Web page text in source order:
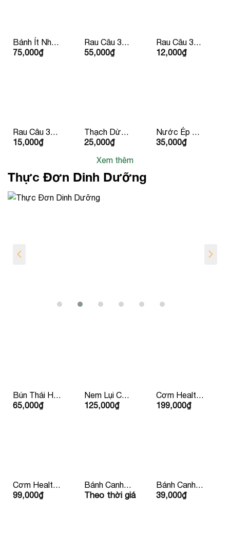
Bánh Ít Nhân
Tôm Thịt
75,000₫
Rau Câu 3
Màu
55,000₫
Rau Câu 3
Màu Chén
12,000₫
Rau Câu 3
Màu Ly
15,000₫
Thạch Dừa
Hạt Chia
25,000₫
Nước Ép Cà
Chua
35,000₫
Xem thêm
Thực Đơn Dinh Dưỡng
Bún Thái Hải
Sản
65,000₫
Nem Lụi Chín
Kèm Rau
125,000₫
Cơm Healthy
Sườn Bò Mỹ
199,000₫
Cơm Healthy
Kèm Nước
99,000₫
Bánh Canh
Chay Kèm
Theo thời giá
Bánh Canh
Xương Bean
39,000₫